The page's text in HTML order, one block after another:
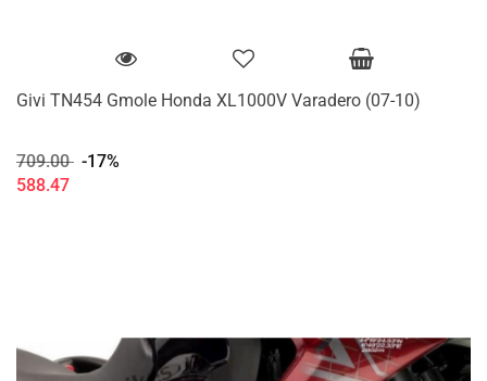
Givi TN454 Gmole Honda XL1000V Varadero (07-10)
709.00 -17%
588.47